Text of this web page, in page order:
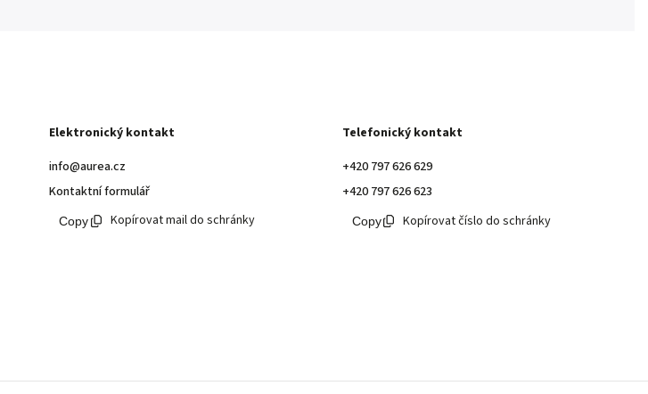
Elektronický kontakt
info@aurea.cz
Kontaktní formulář
Kopírovat mail do schránky
Telefonický kontakt
+420 797 626 629
+420 797 626 623
Kopírovat číslo do schránky